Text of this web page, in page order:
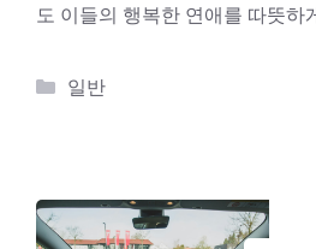
도 이들의 행복한 연애를 따뜻하
카
일반